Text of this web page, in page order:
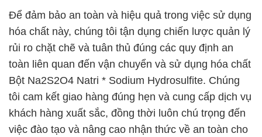
Để đảm bảo an toàn và hiệu quả trong việc sử dụng
hóa chất này, chúng tôi tận dụng chiến lược quản lý
rủi ro chặt chẽ và tuân thủ đúng các quy định an
toàn liên quan đến vận chuyển và sử dụng hóa chất
Bột Na2S2O4 Natri * Sodium Hydrosulfite. Chúng
tôi cam kết giao hàng đúng hẹn và cung cấp dịch vụ
khách hàng xuất sắc, đồng thời luôn chú trọng đến
việc đào tạo và nâng cao nhận thức về an toàn cho